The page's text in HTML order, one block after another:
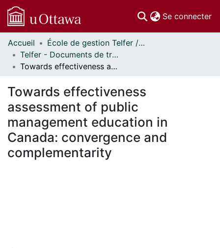
Se connecter
Communautés
et collections
Parcourir
À propos
Accueil
École de gestion Telfer // Telfer School of Management
Telfer - Documents de travail // Telfer - Working Papers
Towards effectiveness assessment of public management education in Canada: convergence and complementarity
Towards effectiveness
assessment of public
management education in
Canada: convergence and
complementarity